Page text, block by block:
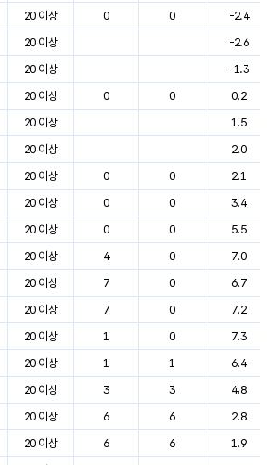
20 이상 0 0
-2.4
20 이상
-2.6
20 이상
-1.3
20 이상 0 0
0.2
20 이상
1.5
20 이상
2.0
20 이상 0 0
2.1
20 이상 0 0
3.4
20 이상 0 0
5.5
20 이상 4 0
7.0
20 이상 7 0
6.7
20 이상 7 0
7.2
20 이상 1 0
7.3
20 이상 1 1
6.4
20 이상 3 3
4.8
20 이상 6 6
2.8
20 이상 6 6
1.9